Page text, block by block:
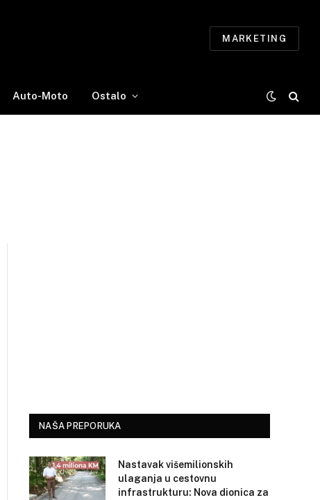
MARKETING
Auto-Moto Ostalo
NAŠA PREPORUKA
Nastavak višemilionskih
ulaganja u cestovnu
infrastrukturu: Nova dionica za